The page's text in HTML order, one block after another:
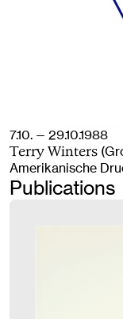
7.10. — 29.10.1988
Terry Winters
Amerikanische
Publications